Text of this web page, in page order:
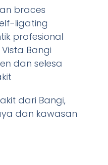
braces
ligating
profesional
Bangi
dan selesa
dari Bangi,
dan kawasan